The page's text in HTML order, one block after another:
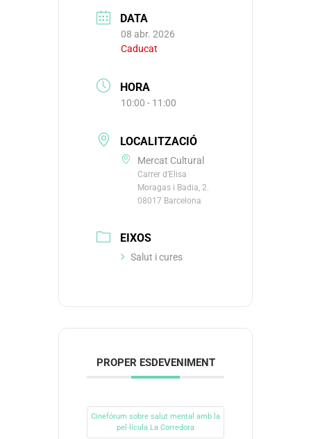
DATA
08 abr. 2026
Caducat
HORA
10:00 - 11:00
LOCALITZACIÓ
Mercat Cultural
Carrer d’Elisa
Moragas i Badia, 2.
08017 Barcelona
EIXOS
Salut i cures
PROPER ESDEVENIMENT
Cinefórum sobre salut mental amb la
pel·lícula La Corredora